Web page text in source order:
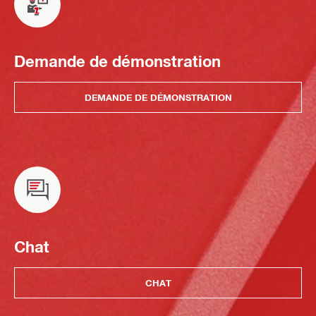
Demande de démonstration
DEMANDE DE DÉMONSTRATION
Chat
CHAT